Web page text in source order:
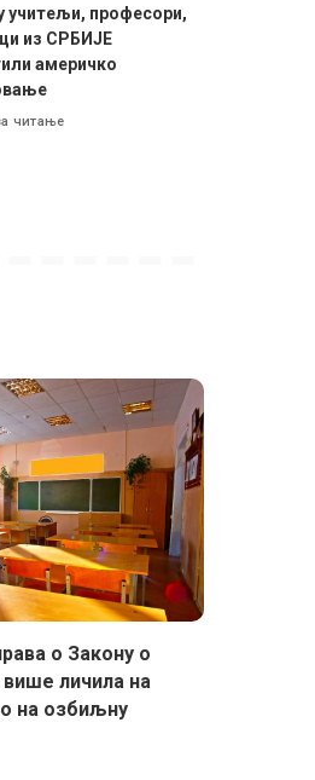
учитељи, професори,
из СРБИЈЕ
америчко
читање
о Закону о
личила на
на озбиљну